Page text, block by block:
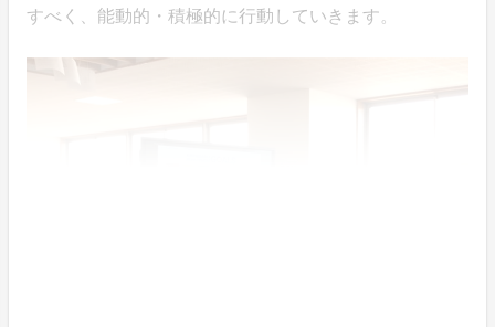
すべく、能動的・積極的に行動していきます。